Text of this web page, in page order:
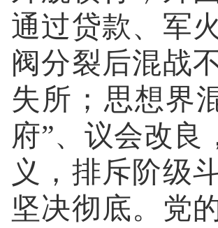
通过贷款、军
阀分裂后混战
失所；思想界
府”、议会改
义，排斥阶级
坚决彻底。党